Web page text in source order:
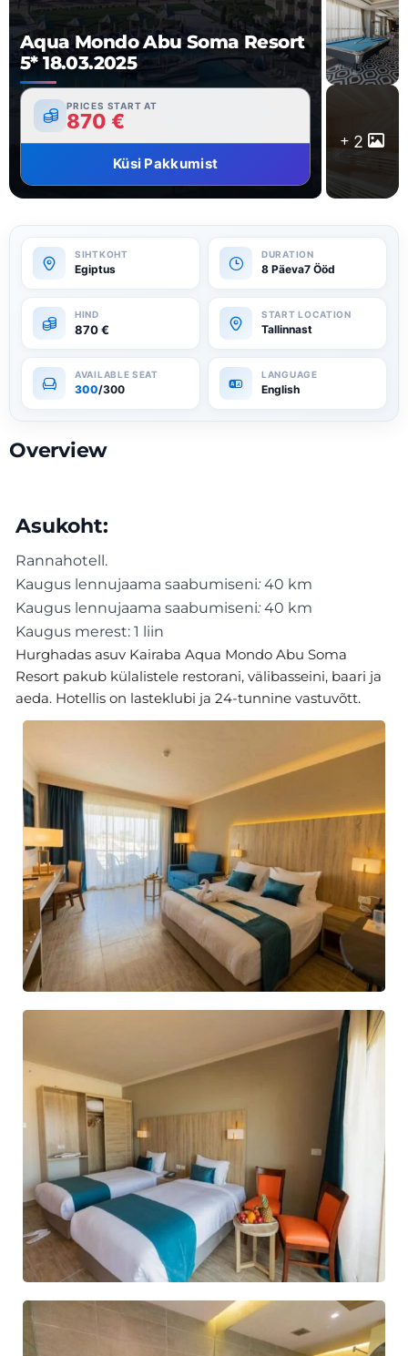
Aqua Mondo Abu Soma Resort
5* 18.03.2025
PRICES START AT
870 €
Küsi Pakkumist
2
Egiptus 8 Päeva7 Ööd
870€ Tallinnast
300/300 English
Overview
Asukoht:
Hurghadas asuv Kairaba Aqua Mondo Abu Soma
Resort pakub külalistele restorani, välibasseini, baari ja
aeda. Hotellis on lasteklubi ja 24-tunnine vastuvõtt.
Rannahotell.
Kaugus lennujaama saabumiseni: 40 km
Kaugus lennujaama saabumiseni: 40 km
Kaugus merest: 1 liin